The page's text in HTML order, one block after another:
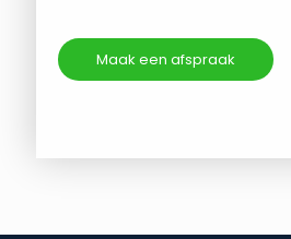
Maak een afspraak